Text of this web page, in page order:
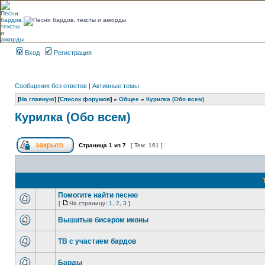
Вход Регистрация
Сообщения без ответов | Активные темы
[На главную] [Список форумов] » Общее » Курилка (Обо всем)
Курилка (Обо всем)
Страница 1 из 7 [ Тем: 161 ]
Помогите найти песню
[ На страницу: 1 2 3 ]
Вышитые бисером иконы
ТВ с участием бардов
Барды